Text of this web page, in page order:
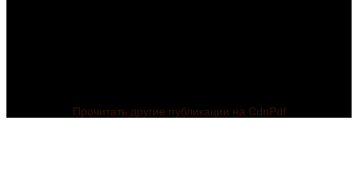
Прочитать другие публикации на CdnPdf